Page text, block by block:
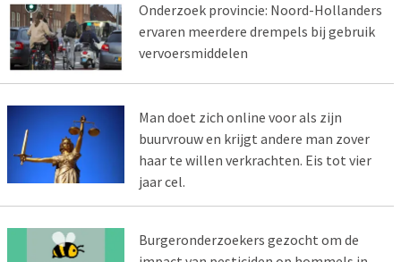
Onderzoek provincie: Noord-Hollanders
ervaren meerdere drempels bij gebruik
vervoersmiddelen
Man doet zich online voor als zijn
buurvrouw en krijgt andere man zover
haar te willen verkrachten. Eis tot vier
jaar cel.
Burgeronderzoekers gezocht om de